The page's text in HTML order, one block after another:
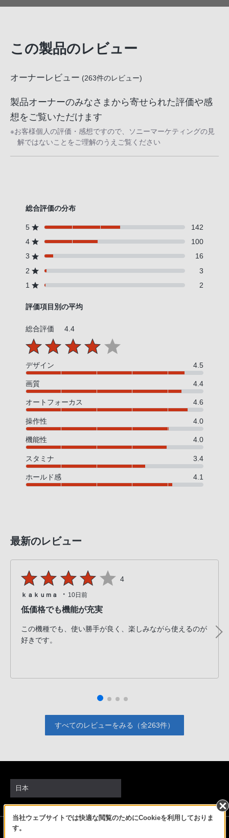
この製品のレビュー
オーナーレビュー (263件のレビュー)
製品オーナーのみなさまから寄せられた評価や感
想をご覧いただけます
※お客様個人の評価・感想ですので、ソニーマーケティングの見
解ではないことをご理解のうえご覧ください
総合評価の分布
5
142
4
100
3
16
2
3
1
2
評価項目別の平均
総合評価 4.4
デザイン 4.5
画質 4.4
オートフォーカス 4.6
操作性 4.0
機能性 4.0
スタミナ 3.4
ホールド感 4.1
最新のレビュー
4
ｋａｋｕｍａ ・ 10日前
低価格でも機能が充実
この機種でも、使い勝手が良く、楽しみながら使えるのが
好きです。
すべてのレビューをみる（全263件）
当社ウェブサイトでは快適な閲覧のためにCookieを利用しておりま
す。
日本
ソニーストアでのお買い物にあたって